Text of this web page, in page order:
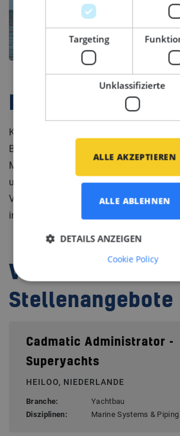
Firmenprofil
Könnte diese Stelle Ihr nächster
Bewerben Sie sich jetzt und lassen Sie
Möglichkeiten im Detail besprechen.
und persönlicher Situation erhalten Sie
Vergütungspaket. Gerne erläutern wir
in einem persönlichen Gespräch.
Verwandte
Stellenangebote
Cadmatic Administrator -
Superyachts
HEILOO, NIEDERLANDE
Branche:
Yachtbau
Disziplinen:
Marine Systems & Piping
Targeting
Unklassifizierte
ALLE AKZEPTIEREN
ALLE ABLEHNEN
DETAILS ANZEIGEN
Cookie Policy